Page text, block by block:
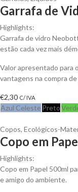
Garrafa de
Highlights:
Garrafa de vidro
estão cada vez mais
Valor apresentado para
vantagens na compra
€2,30 C/ IVA
Azul Celeste Preto
Copos, Ecológicos-
Copo em
Highlights:
Copo em Papel 500ml
e amigo do ambiente.